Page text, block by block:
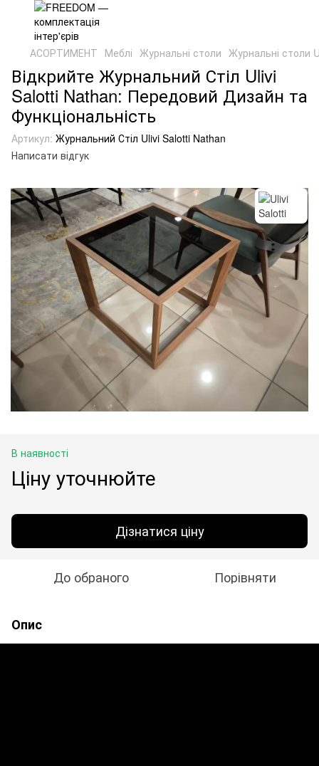
АСОРТИМЕНТ Меблі Журнальні столи Журнальні столи
Відкрийте Журнальний Стіл Ulivi
Salotti Nathan: Передовий Дизайн та
Функціональність
Артикул: Журнальний Стіл Ulivi Salotti Nathan
Написати відгук
В наявності
Ціну уточнюйте
Дізнатися ціну
До обраного Порівняти
Опис